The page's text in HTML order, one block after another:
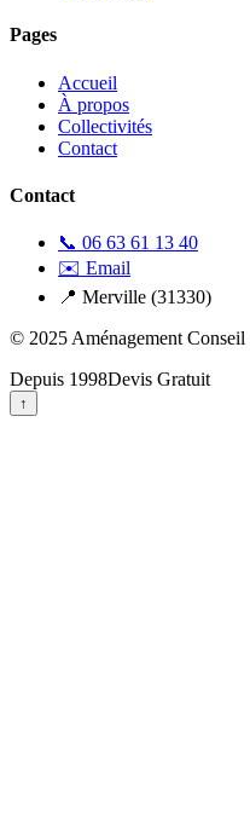
Pages
Accueil
À propos
Collectivités
Contact
Contact
📞 06 63 61 13 40
✉️ Email
📍 Merville (31330)
© 2025 Aménagement Conseil
Depuis 1998Devis Gratuit
↑